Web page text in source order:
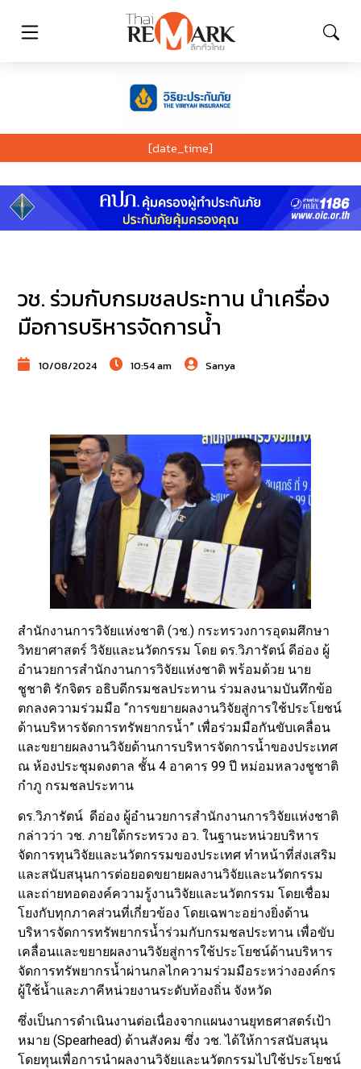
[date_time]
วช. ร่วมกับกรมชลประทาน นำเครื่อง
มือการบริหารจัดการน้ำ
10/08/2024 10:54 am Sanya
สำนักงานการวิจัยแห่งชาติ (วช.) กระทรวงการอุดมศึกษา
วิทยาศาสตร์ วิจัยและนวัตกรรม โดย ดร.วิภารัตน์ ดีอ่อง ผู้
อำนวยการสำนักงานการวิจัยแห่งชาติ พร้อมด้วย นาย
ชูชาติ รักจิตร อธิบดีกรมชลประทาน ร่วมลงนามบันทึกข้อ
ตกลงความร่วมมือ “การขยายผลงานวิจัยสู่การใช้ประโยชน์
ด้านบริหารจัดการทรัพยากรน้ำ” เพื่อร่วมมือกันขับเคลื่อน
และขยายผลงานวิจัยด้านการบริหารจัดการน้ำของประเทศ
ณ ห้องประชุมดงตาล ชั้น 4 อาคาร 99 ปี หม่อมหลวงชูชาติ
กำภู กรมชลประทาน
ดร.วิภารัตน์ ดีอ่อง ผู้อำนวยการสำนักงานการวิจัยแห่งชาติ
กล่าวว่า วช. ภายใต้กระทรวง อว. ในฐานะหน่วยบริหาร
จัดการทุนวิจัยและนวัตกรรมของประเทศ ทำหน้าที่ส่งเสริม
และสนับสนุนการต่อยอดขยายผลงานวิจัยและนวัตกรรม
และถ่ายทอดองค์ความรู้งานวิจัยและนวัตกรรม โดยเชื่อม
โยงกับทุกภาคส่วนที่เกี่ยวข้อง โดยเฉพาะอย่างยิ่งด้าน
บริหารจัดการทรัพยากรน้ำร่วมกับกรมชลประทาน เพื่อขับ
เคลื่อนและขยายผลงานวิจัยสู่การใช้ประโยชน์ด้านบริหาร
จัดการทรัพยากรน้ำผ่านกลไกความร่วมมือระหว่างองค์กร
ผู้ใช้น้ำและภาคีหน่วยงานระดับท้องถิ่น จังหวัด
ซึ่งเป็นการดำเนินงานต่อเนื่องจากแผนงานยุทธศาสตร์เป้า
หมาย (Spearhead) ด้านสังคม ซึ่ง วช. ได้ให้การสนับสนุน
โดยทุนเพื่อการนำผลงานวิจัยและนวัตกรรมไปใช้ประโยชน์